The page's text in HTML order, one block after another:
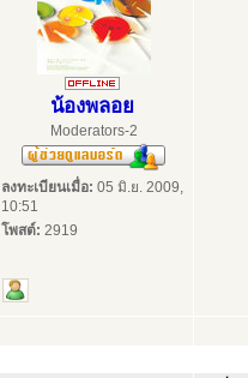
น้องพลอย
Moderators-2
ลงทะเบียนเมื่อ: 05 มิ.ย. 2009,
10:51
โพสต์: 2919